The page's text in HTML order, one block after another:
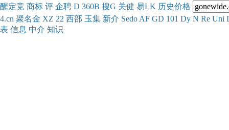
醒定竞 商标 评 企聘 D 360B 搜G 关健 易LK 历史价格
4.cn 聚名金 XZ 22 西部 玉集 新介 Sedo AF GD 101 Dy N Re Uni
表 信息 中介 知识